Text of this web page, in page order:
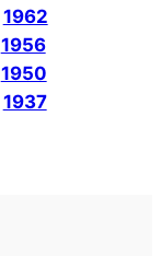
1962
1956
1950
1937